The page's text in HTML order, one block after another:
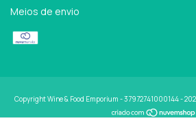
Meios de envio
Copyright Wine & Food Emporium - 37972741000144 -